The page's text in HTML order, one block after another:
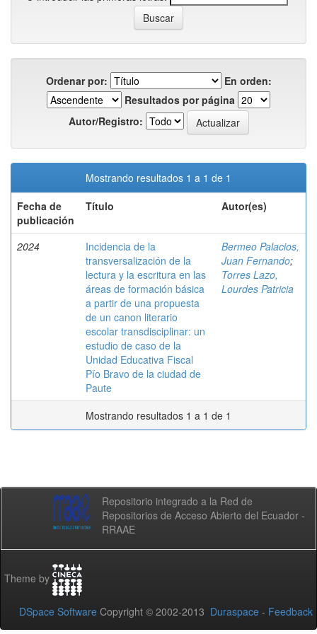
Ordenar por:
En orden:
Resultados por página
Autor/Registro:
Mostrando resultados 1 a 1 de 1
Fecha de
publicación
Título Autor(es)
2024
Incidencia de la
transversalización de la
lectura y la escritura en las
áreas de formación básica
a partir de una propuesta
de un canon literario
escolar transdisciplinar: un
estudio de caso de la
Unidad Educativa Fiscal
Pío Bravo de la ciudad de
Paute
Bermeo Palacios,
Juan Fernando;
Torres Lazo,
Lourdes Patricia
Mostrando resultados 1 a 1 de 1
Repositorio integrado a la Red de
Repositorios de Acceso Abierto del Ecuador -
RRAAE
Theme by
DSpace Software Copyright © 2002-2013 Duraspace - Feedback